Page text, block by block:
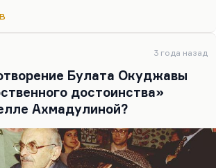
условно горбачёвская. Это чудо,
с грядущим юбилеем.) А то, что
Гришину и всё продолжалось
это не была бы конвергенция.
было бы какое-то всё-таки
до взрыва. Когда не
конвергенция весьма
3 года назад
Булата Окуджавы
достоинства»
Ахмадулиной?